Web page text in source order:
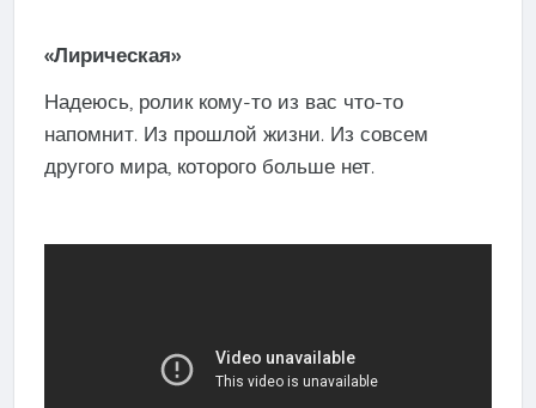
«Лирическая»
Надеюсь, ролик кому-то из вас что-то
напомнит. Из прошлой жизни. Из совсем
другого мира, которого больше нет.